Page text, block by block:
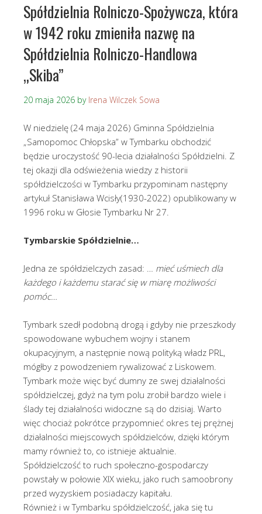
Spółdzielnia Rolniczo-Spożywcza, która
w 1942 roku zmieniła nazwę na
Spółdzielnia Rolniczo-Handlowa
„Skiba”
20 maja 2026 by Irena Wilczek Sowa
W niedzielę (24 maja 2026) Gminna Spółdzielnia
„Samopomoc Chłopska” w Tymbarku obchodzić
będzie uroczystość 90-lecia działalności Spółdzielni. Z
tej okazji dla odświeżenia wiedzy z historii
spółdzielczości w Tymbarku przypominam następny
artykuł Stanisława Wcisły(1930-2022) opublikowany w
1996 roku w Głosie Tymbarku Nr 27.
Tymbarskie Spółdzielnie…
Jedna ze spółdzielczych zasad: … mieć uśmiech dla
każdego i każdemu starać się w miarę możliwości
pomóc…
Tymbark szedł podobną drogą i gdyby nie przeszkody
spowodowane wybuchem wojny i stanem
okupacyjnym, a następnie nową polityką władz PRL,
mógłby z powodzeniem rywalizować z Liskowem.
Tymbark może więc być dumny ze swej działalności
spółdzielczej, gdyż na tym polu zrobił bardzo wiele i
ślady tej działalności widoczne są do dzisiaj. Warto
więc chociaż pokrótce przypomnieć okres tej prężnej
działalności miejscowych spółdzielców, dzięki którym
mamy również to, co istnieje aktualnie.
Spółdzielczość to ruch społeczno-gospodarczy
powstały w połowie XIX wieku, jako ruch samoobrony
przed wyzyskiem posiadaczy kapitału.
Również i w Tymbarku spółdzielczość, jaka się tu